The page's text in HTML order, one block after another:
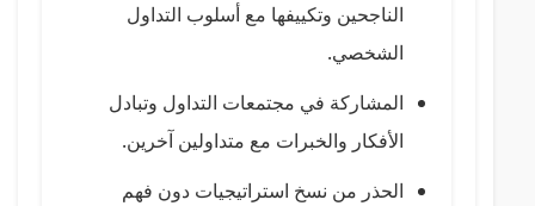
الناجحين وتكييفها مع أسلوب التداول
الشخصي.
المشاركة في مجتمعات التداول وتبادل
الأفكار والخبرات مع متداولين آخرين.
الحذر من نسخ استراتيجيات دون فهم